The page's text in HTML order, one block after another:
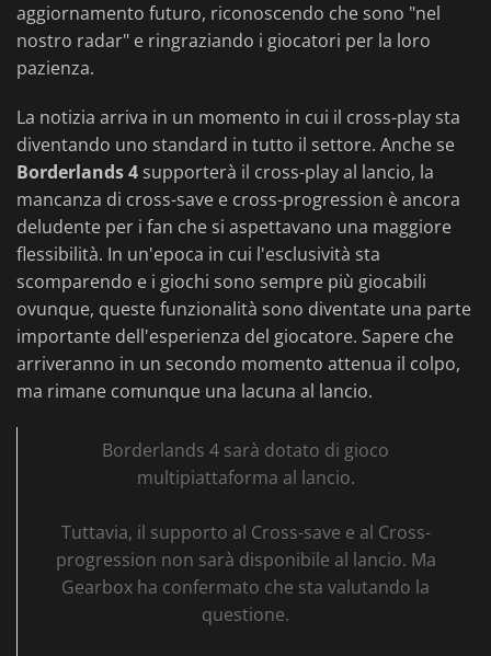
aggiornamento futuro, riconoscendo che sono "nel
nostro radar" e ringraziando i giocatori per la loro
pazienza.
La notizia arriva in un momento in cui il cross-play sta
diventando uno standard in tutto il settore. Anche se
Borderlands 4 supporterà il cross-play al lancio, la
mancanza di cross-save e cross-progression è ancora
deludente per i fan che si aspettavano una maggiore
flessibilità. In un'epoca in cui l'esclusività sta
scomparendo e i giochi sono sempre più giocabili
ovunque, queste funzionalità sono diventate una parte
importante dell'esperienza del giocatore. Sapere che
arriveranno in un secondo momento attenua il colpo,
ma rimane comunque una lacuna al lancio.
Borderlands 4 sarà dotato di gioco
multipiattaforma al lancio.
Tuttavia, il supporto al Cross-save e al Cross-
progression non sarà disponibile al lancio. Ma
Gearbox ha confermato che sta valutando la
questione.